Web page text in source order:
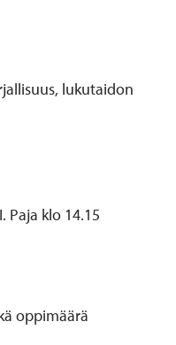
lukutaidon
Paja klo 14.15
oppimäärä